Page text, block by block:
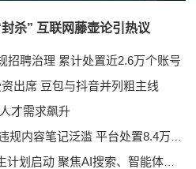
杀” 互联网藤壶论引热议
招聘治理 累计处置近2.6万个账号
出席 豆包与抖音并列粗主线
才需求飙升
内容笔记泛滥 平台处置8.4万篇
焦AI搜索、智能体、数字人电商等核心业务